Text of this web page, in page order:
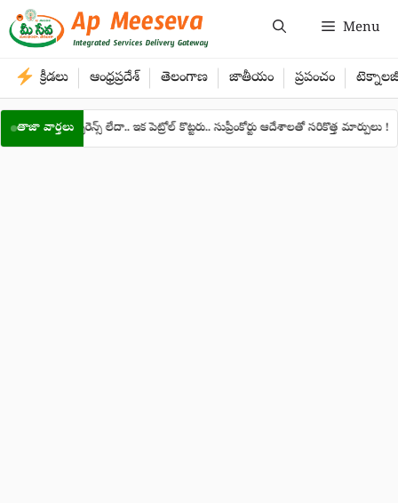
Skip
to
content
Menu
క్రీడలు ఆంధ్రప్రదేశ్ తెలంగాణ జాతీయం ప్రపంచం
తాజా వార్తలు
ఇన్సూరెన్స్ లేదా.. ఇక పెట్రోల్ కొట్టరు.. సుప్రీంకోర్టు ఆదేశాలతో సరికొత్త మార్పులు ! ●